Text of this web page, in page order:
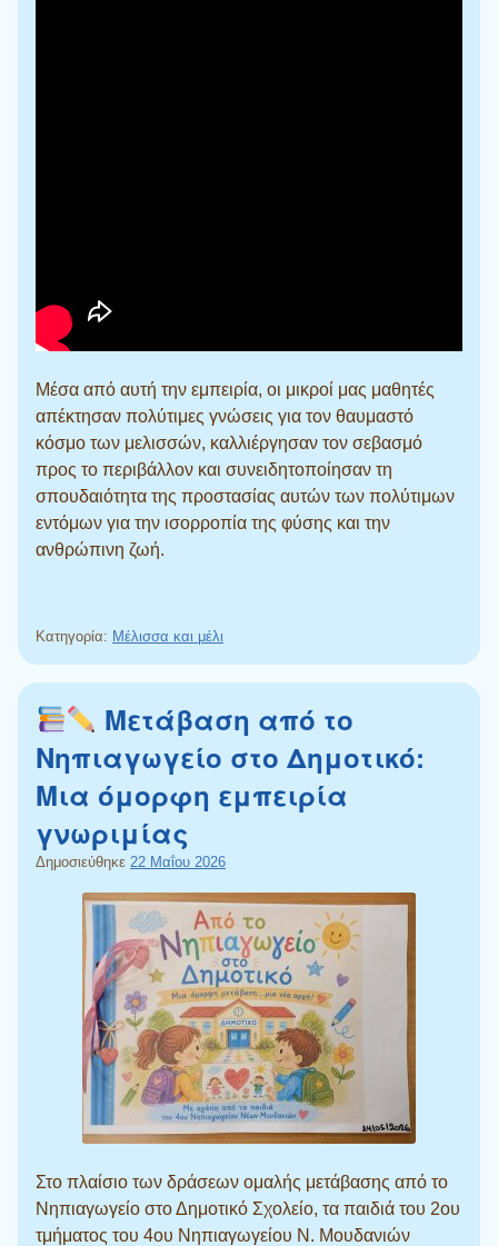
Μέσα από αυτή την εμπειρία, οι μικροί μας μαθητές
απέκτησαν πολύτιμες γνώσεις για τον θαυμαστό
κόσμο των μελισσών, καλλιέργησαν τον σεβασμό
προς το περιβάλλον και συνειδητοποίησαν τη
σπουδαιότητα της προστασίας αυτών των πολύτιμων
εντόμων για την ισορροπία της φύσης και την
ανθρώπινη ζωή.
Κατηγορία: Μέλισσα και μέλι
Μετάβαση από το
Νηπιαγωγείο στο Δημοτικό:
Μια όμορφη εμπειρία
γνωριμίας
Δημοσιεύθηκε 22 Μαΐου 2026
Στο πλαίσιο των δράσεων ομαλής μετάβασης από το
Νηπιαγωγείο στο Δημοτικό Σχολείο, τα παιδιά του 2ου
τμήματος του 4ου Νηπιαγωγείου Ν. Μουδανιών